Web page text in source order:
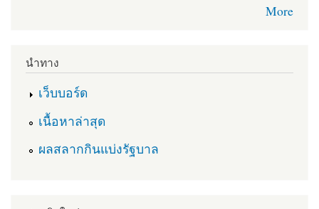
More
นำทาง
เว็บบอร์ด
เนื้อหาล่าสุด
ผลสลากกินแบ่งรัฐบาล